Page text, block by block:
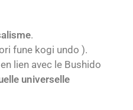
.
fune kogi undo ).
lien avec le Bushido
universelle